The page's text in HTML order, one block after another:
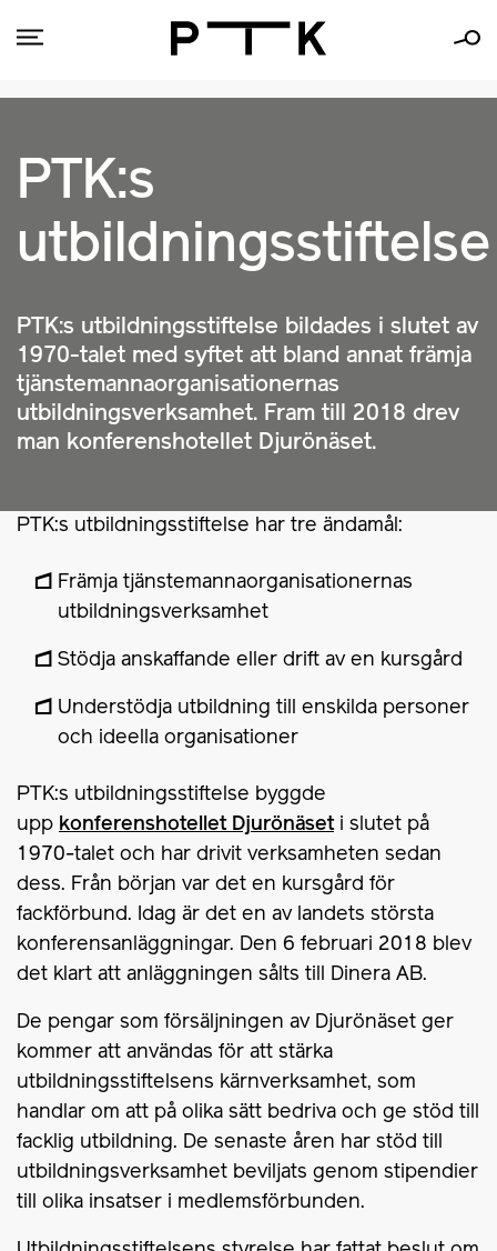
PTK:s
utbildningsstiftelse
PTK:s utbildningsstiftelse bildades i slutet av
1970-talet med syftet att bland annat främja
tjänstemannaorganisationernas
utbildningsverksamhet. Fram till 2018 drev
man konferenshotellet Djurönäset.
PTK:s utbildningsstiftelse har tre ändamål:
Främja tjänstemannaorganisationernas
utbildningsverksamhet
Stödja anskaffande eller drift av en kursgård
Understödja utbildning till enskilda personer
och ideella organisationer
PTK:s utbildningsstiftelse byggde
upp konferenshotellet Djurönäseti slutet på
1970-talet och har drivit verksamheten sedan
dess. Från början var det en kursgård för
fackförbund. Idag är det en av landets största
konferensanläggningar. Den 6 februari 2018 blev
det klart att anläggningen sålts till Dinera AB.
De pengar som försäljningen av Djurönäset ger
kommer att användas för att stärka
utbildningsstiftelsens kärnverksamhet, som
handlar om att på olika sätt bedriva och ge stöd till
facklig utbildning. De senaste åren har stöd till
utbildningsverksamhet beviljats genom stipendier
till olika insatser i medlemsförbunden.